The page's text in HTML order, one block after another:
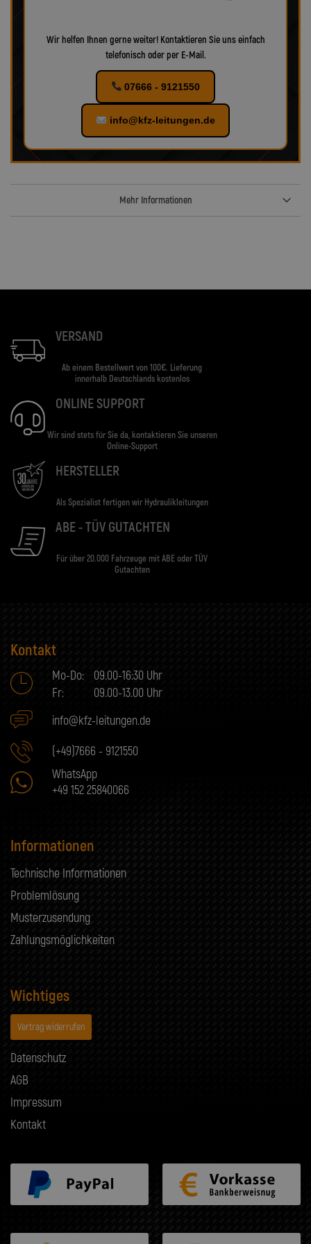
Wir helfen Ihnen gerne weiter! Kontaktieren Sie uns einfach
telefonisch oder per E-Mail.
07666 - 9121550
info@kfz-leitungen.de
Mehr Informationen
VERSAND
Ab einem Bestellwert von 100€. Lieferung
innerhalb Deutschlands kostenlos
ONLINE SUPPORT
Wir sind stets für Sie da, kontaktieren Sie unseren
Online-Support
HERSTELLER
Als Spezialist fertigen wir Hydraulikleitungen
ABE - TÜV GUTACHTEN
Für über 20.000 Fahrzeuge mit ABE oder TÜV
Gutachten
Kontakt
Mo-Do:
09.00-16:30 Uhr
Fr:
09.00-13.00 Uhr
info@kfz-leitungen.de
(+49)7666 - 9121550
WhatsApp
+49 152 25840066
Informationen
Technische Informationen
Problemlösung
Musterzusendung
Zahlungsmöglichkeiten
Wichtiges
Vertrag widerrufen
Datenschutz
AGB
Impressum
Kontakt